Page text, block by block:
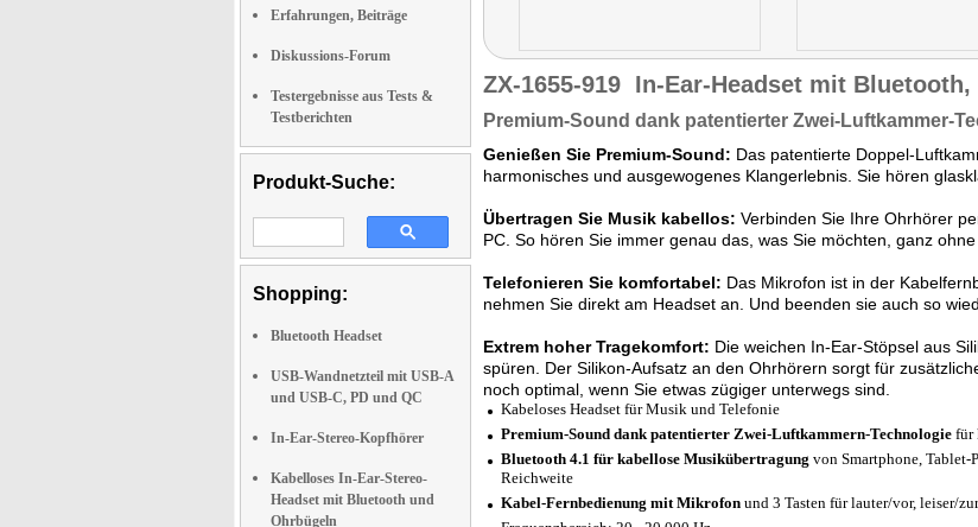
Erfahrungen, Beiträge
Diskussions-Forum
Testergebnisse aus Tests &
Testberichten
Produkt-Suche:
Shopping:
Bluetooth Headset
USB-Wandnetzteil mit USB-A
und USB-C, PD und QC
In-Ear-Stereo-Kopfhörer
Kabelloses In-Ear-Stereo-
Headset mit Bluetooth und
Ohrbügeln
ZX-1655-919 In-Ear-Headset mit
Premium-Sound dank patentierter Zwei-Luftkammer-
Genießen Sie Premium-Sound: Das patentierte Doppel-
harmonisches und ausgewogenes Klangerlebnis. Sie hören
Übertragen Sie Musik kabellos: Verbinden Sie Ihre Ohrhörer
PC. So hören Sie immer genau das, was Sie möchten, ganz
Telefonieren Sie komfortabel: Das Mikrofon ist in der
nehmen Sie direkt am Headset an. Und beenden sie auch so
Extrem hoher Tragekomfort: Die weichen In-Ear-Stöpsel aus
spüren. Der Silikon-Aufsatz an den Ohrhörern sorgt für
noch optimal, wenn Sie etwas zügiger unterwegs sind.
Kabeloses Headset für Musik und Telefonie
Premium-Sound dank patentierter Zwei-Luftkammern-Technologie für
Bluetooth 4.1 für kabellose Musikübertragung von Smartphone,
Reichweite
Kabel-Fernbedienung mit Mikrofon und 3 Tasten für lauter/vor, leiser/